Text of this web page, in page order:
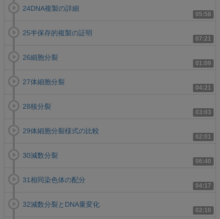
05:58
24DNA複製の詳細
07:21
25半保存的複製の証明
01:09
26細胞分裂
04:21
27体細胞分裂
03:03
28核分裂
02:01
29体細胞分裂様式の比較
06:40
30減数分裂
04:17
31相同染色体の配分
02:10
32減数分裂とDNA量変化